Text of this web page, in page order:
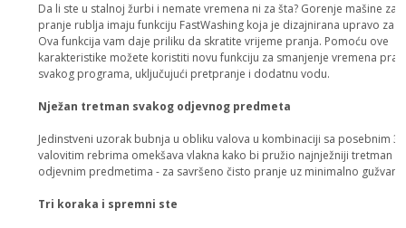
Da li ste u stalnoj žurbi i nemate vremena ni za šta? Gorenje mašine za
pranje rublja imaju funkciju FastWashing koja je dizajnirana upravo za
Ova funkcija vam daje priliku da skratite vrijeme pranja. Pomoću ove
karakteristike možete koristiti novu funkciju za smanjenje vremena
svakog programa, uključujući pretpranje i dodatnu vodu.
Nježan tretman svakog odjevnog predmeta
Jedinstveni uzorak bubnja u obliku valova u kombinaciji sa posebnim
valovitim rebrima omekšava vlakna kako bi pružio najnježniji tretman
odjevnim predmetima - za savršeno čisto pranje uz minimalno
Tri koraka i spremni ste